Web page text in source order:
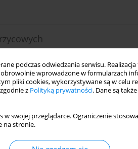
podczas odwiedzania serwisu.
wprowadzone w formularzach
pliki cookies, wykorzystywane są w celu
z Polityką prywatności. Dane są
w swojej przeglądarce. Ograniczenie
na stronie.